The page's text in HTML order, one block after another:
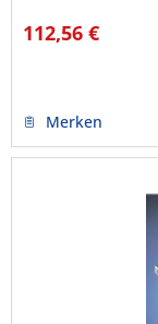
112,56 €
Merken